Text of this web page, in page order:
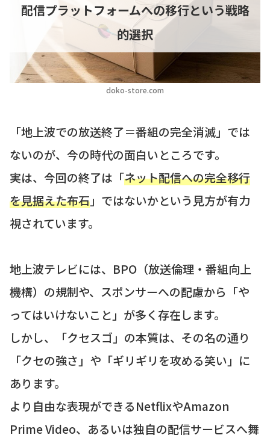
doko-store.com
配信プラットフォームへの移行という戦略
的選択
「地上波での放送終了＝番組の完全消滅」では
ないのが、今の時代の面白いところです。
実は、今回の終了は「ネット配信への完全移行
を見据えた布石」ではないかという見方が有力
視されています。
地上波テレビには、BPO（放送倫理・番組向上
機構）の規制や、スポンサーへの配慮から「や
ってはいけないこと」が多く存在します。
しかし、「クセスゴ」の本質は、その名の通り
「クセの強さ」や「ギリギリを攻める笑い」に
あります。
より自由な表現ができるNetflixやAmazon
Prime Video、あるいは独自の配信サービスへ舞